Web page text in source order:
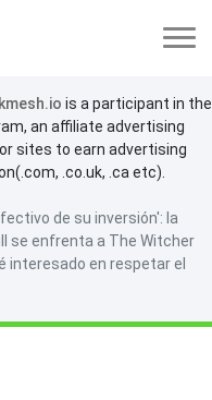
kmesh.io is a participant in the
an affiliate advertising
sites to earn advertising
.co.uk, .ca etc).
de su inversión': la
se enfrenta a The Witcher
interesado en respetar el